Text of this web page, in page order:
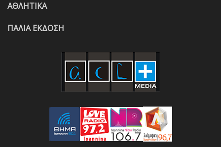
ΑΘΛΗΤΙΚΑ
ΠΑΛΙΑ ΕΚΔΟΣΗ